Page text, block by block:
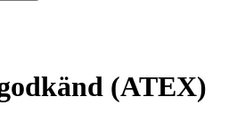
(ATEX)